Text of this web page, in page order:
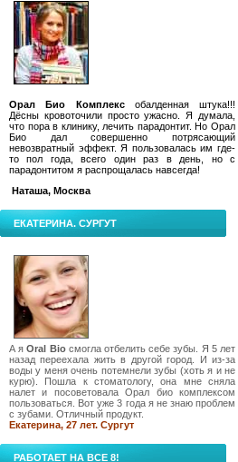
Орал Био Комплексобалденная штука!!!
Дёсны кровоточили просто ужасно. Я думала,
что пора в клинику, лечить парадонтит. Но Орал
Био дал совершенно потрясающий
невозвратный эффект. Я пользовалась им где-
то пол года, всего один раз в день, но с
парадонтитом я распрощалась навсегда!
Наташа, Москва
ЕКАТЕРИНА. СУРГУТ
А я Oral Bio смогла отбелить себе зубы. Я 5 лет
назад переехала жить в другой город. И из-за
воды у меня очень потемнели зубы (хоть я и не
курю). Пошла к стоматологу, она мне сняла
налет и посоветовала Орал био комплексом
пользоваться. Вот уже 3 года я не знаю проблем
с зубами. Отличный продукт.
Екатерина, 27 лет. Сургут
РАБОТАЕТ НА ВСЕ 8!